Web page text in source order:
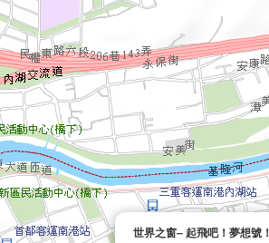
世界之窗– 起飛吧！夢想號！